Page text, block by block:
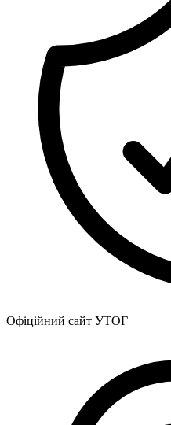
Офіційний сайт УТОГ